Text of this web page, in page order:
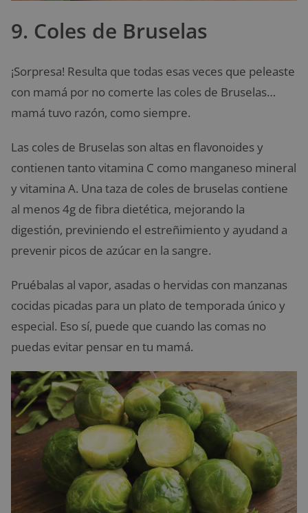
9. Coles de Bruselas
¡Sorpresa! Resulta que todas esas veces que peleaste
con mamá por no comerte las coles de Bruselas…
mamá tuvo razón, como siempre.
Las coles de Bruselas son altas en flavonoides y
contienen tanto vitamina C como manganeso mineral
y vitamina A. Una taza de coles de bruselas contiene
al menos 4g de fibra dietética, mejorando la
digestión, previniendo el estreñimiento y ayudand a
prevenir picos de azúcar en la sangre.
Pruébalas al vapor, asadas o hervidas con manzanas
cocidas picadas para un plato de temporada único y
especial. Eso sí, puede que cuando las comas no
puedas evitar pensar en tu mamá.